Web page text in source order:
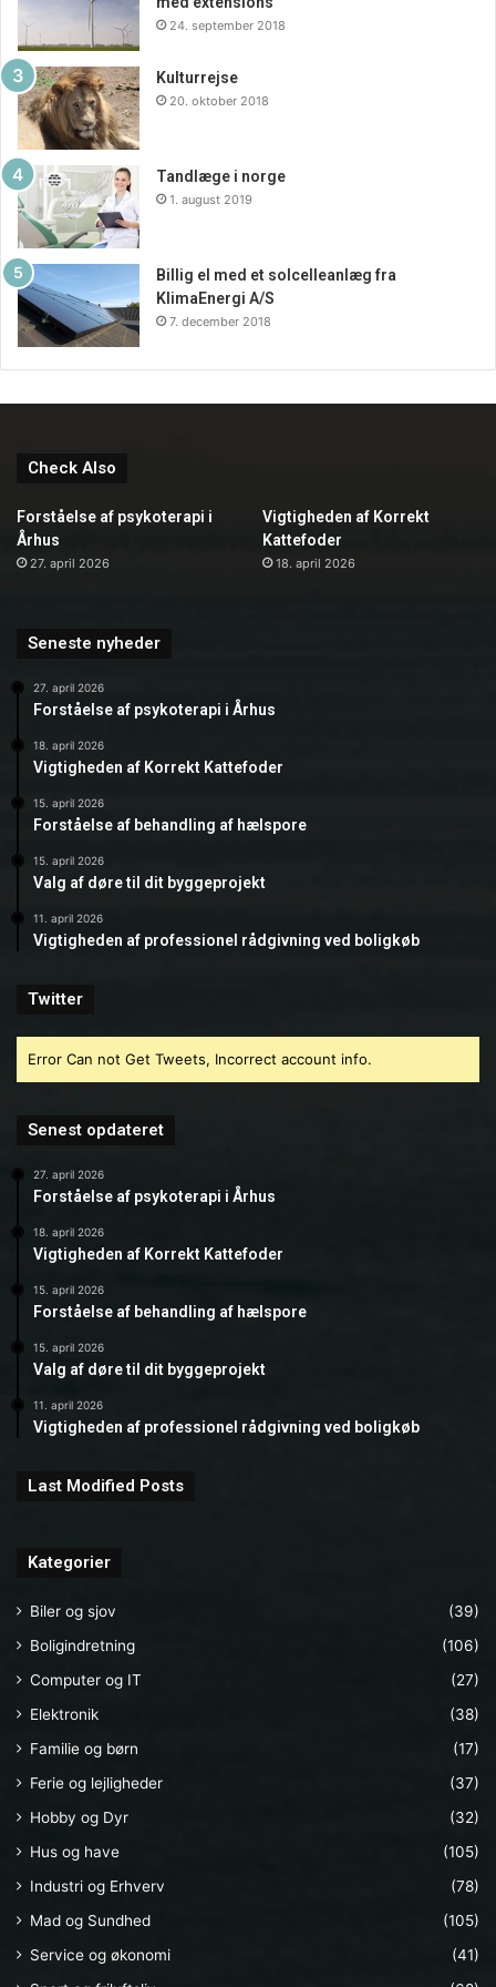
24. september 2018
Kulturrejse
20. oktober 2018
Tandlæge i norge
1. august 2019
Billig el med et solcelleanlæg fra
KlimaEnergi A/S
7. december 2018
Check Also
Forståelse af psykoterapi i
Århus
27. april 2026
Vigtigheden af Korrekt
Kattefoder
18. april 2026
Seneste nyheder
27. april 2026
Forståelse af psykoterapi i Århus
18. april 2026
Vigtigheden af Korrekt Kattefoder
15. april 2026
Forståelse af behandling af hælspore
15. april 2026
Valg af døre til dit byggeprojekt
11. april 2026
Vigtigheden af professionel rådgivning ved boligkøb
Twitter
Error Can not Get Tweets, Incorrect account info.
Senest opdateret
27. april 2026
Forståelse af psykoterapi i Århus
18. april 2026
Vigtigheden af Korrekt Kattefoder
15. april 2026
Forståelse af behandling af hælspore
15. april 2026
Valg af døre til dit byggeprojekt
11. april 2026
Vigtigheden af professionel rådgivning ved boligkøb
Last Modified Posts
Kategorier
Biler og sjov
(39)
Boligindretning
(106)
Computer og IT
(27)
Elektronik
(38)
Familie og børn
(17)
Ferie og lejligheder
(37)
Hobby og Dyr
(32)
Hus og have
(105)
Industri og Erhverv
(78)
Mad og Sundhed
(105)
Service og økonomi
(41)